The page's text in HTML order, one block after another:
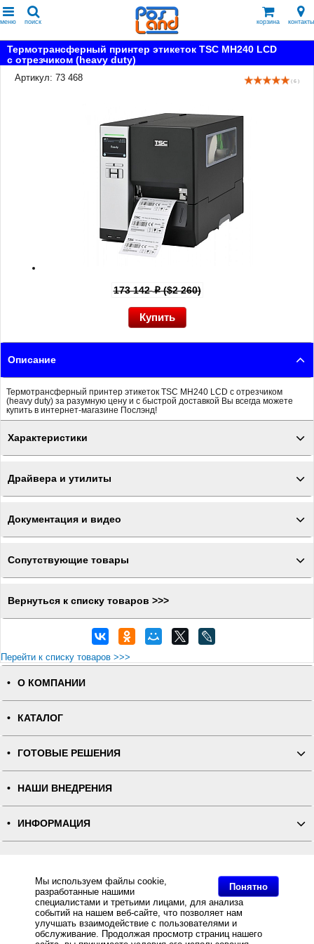
Понятно
Мы используем файлы cookie,
разработанные нашими
специалистами и третьими лицами, для анализа
событий на нашем веб-сайте, что позволяет нам
улучшать взаимодействие с пользователями и
обслуживание. Продолжая просмотр страниц нашего
меню поиск корзина контакты
Термотрансферный принтер этикеток TSC MH240 LCD
с отрезчиком (heavy duty)
Артикул: 73 468
( 6 )
173 142p($2 260)
Описание
Термотрансферный принтер этикеток TSC MH240 LCD с отрезчиком
(heavy duty) за разумную цену и с быстрой доставкой Вы всегда можете
купить в интернет-магазине Послэнд!
Характеристики
Драйвера и утилиты
Документация и видео
Сопутствующие товары
Вернуться к списку товаров >>>
Перейти к списку товаров >>>
О КОМПАНИИ
КАТАЛОГ
ГОТОВЫЕ РЕШЕНИЯ
НАШИ ВНЕДРЕНИЯ
ИНФОРМАЦИЯ
ПОЛНАЯ ВЕРСИЯ
Интернет-магазин "ПОСЛЭНД" - торгового оборудования, оборудования для автоматизации общепита и
торговли, расходных материалов
Все права защищены, ООО "ПОСЛЭНД" © 2008-2026.